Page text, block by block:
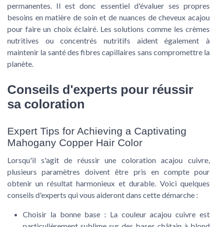
permanentes . Il est donc essentiel d'évaluer ses propres
besoins en matière de soin et de nuances decheveux acajou
pour faire un choix éclairé. Les solutions comme les crèmes
nutritives ouconcentrés nutritifs aident également à
maintenir la santé des fibres capillaires sans compromettre la
planète.
Conseils d'experts pour réussir
sa coloration
Expert Tips for Achieving a Captivating
Mahogany Copper Hair Color
Lorsqu'il s'agit de réussir une coloration acajou cuivre,
plusieurs paramètres doivent être pris en compte pour
obtenir un résultat harmonieux et durable. Voici quelques
conseils d'experts qui vous aideront dans cette démarche :
Choisir la bonne base : La couleur acajou cuivre est